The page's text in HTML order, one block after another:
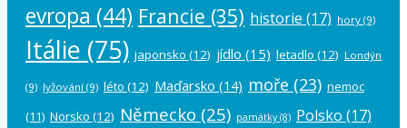
evropa (44) Francie (35) historie (17) hory (9)
Itálie (75) japonsko (12) jídlo (15) letadlo (12) Londýn
(9) lyžování (9) léto (12) Maďarsko (14) moře (23) nemoc
(11) Norsko (12) Německo (25) památky(8) Polsko (17)